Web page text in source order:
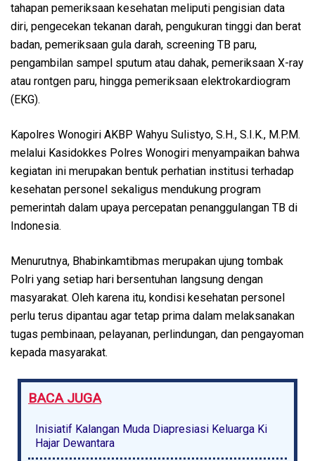
tahapan pemeriksaan kesehatan meliputi pengisian data
diri, pengecekan tekanan darah, pengukuran tinggi dan berat
badan, pemeriksaan gula darah, screening TB paru,
pengambilan sampel sputum atau dahak, pemeriksaan X-ray
atau rontgen paru, hingga pemeriksaan elektrokardiogram
(EKG).
Kapolres Wonogiri AKBP Wahyu Sulistyo, S.H., S.I.K., M.P.M.
melalui Kasidokkes Polres Wonogiri menyampaikan bahwa
kegiatan ini merupakan bentuk perhatian institusi terhadap
kesehatan personel sekaligus mendukung program
pemerintah dalam upaya percepatan penanggulangan TB di
Indonesia.
Menurutnya, Bhabinkamtibmas merupakan ujung tombak
Polri yang setiap hari bersentuhan langsung dengan
masyarakat. Oleh karena itu, kondisi kesehatan personel
perlu terus dipantau agar tetap prima dalam melaksanakan
tugas pembinaan, pelayanan, perlindungan, dan pengayoman
kepada masyarakat.
BACA JUGA
Inisiatif Kalangan Muda Diapresiasi Keluarga Ki
Hajar Dewantara